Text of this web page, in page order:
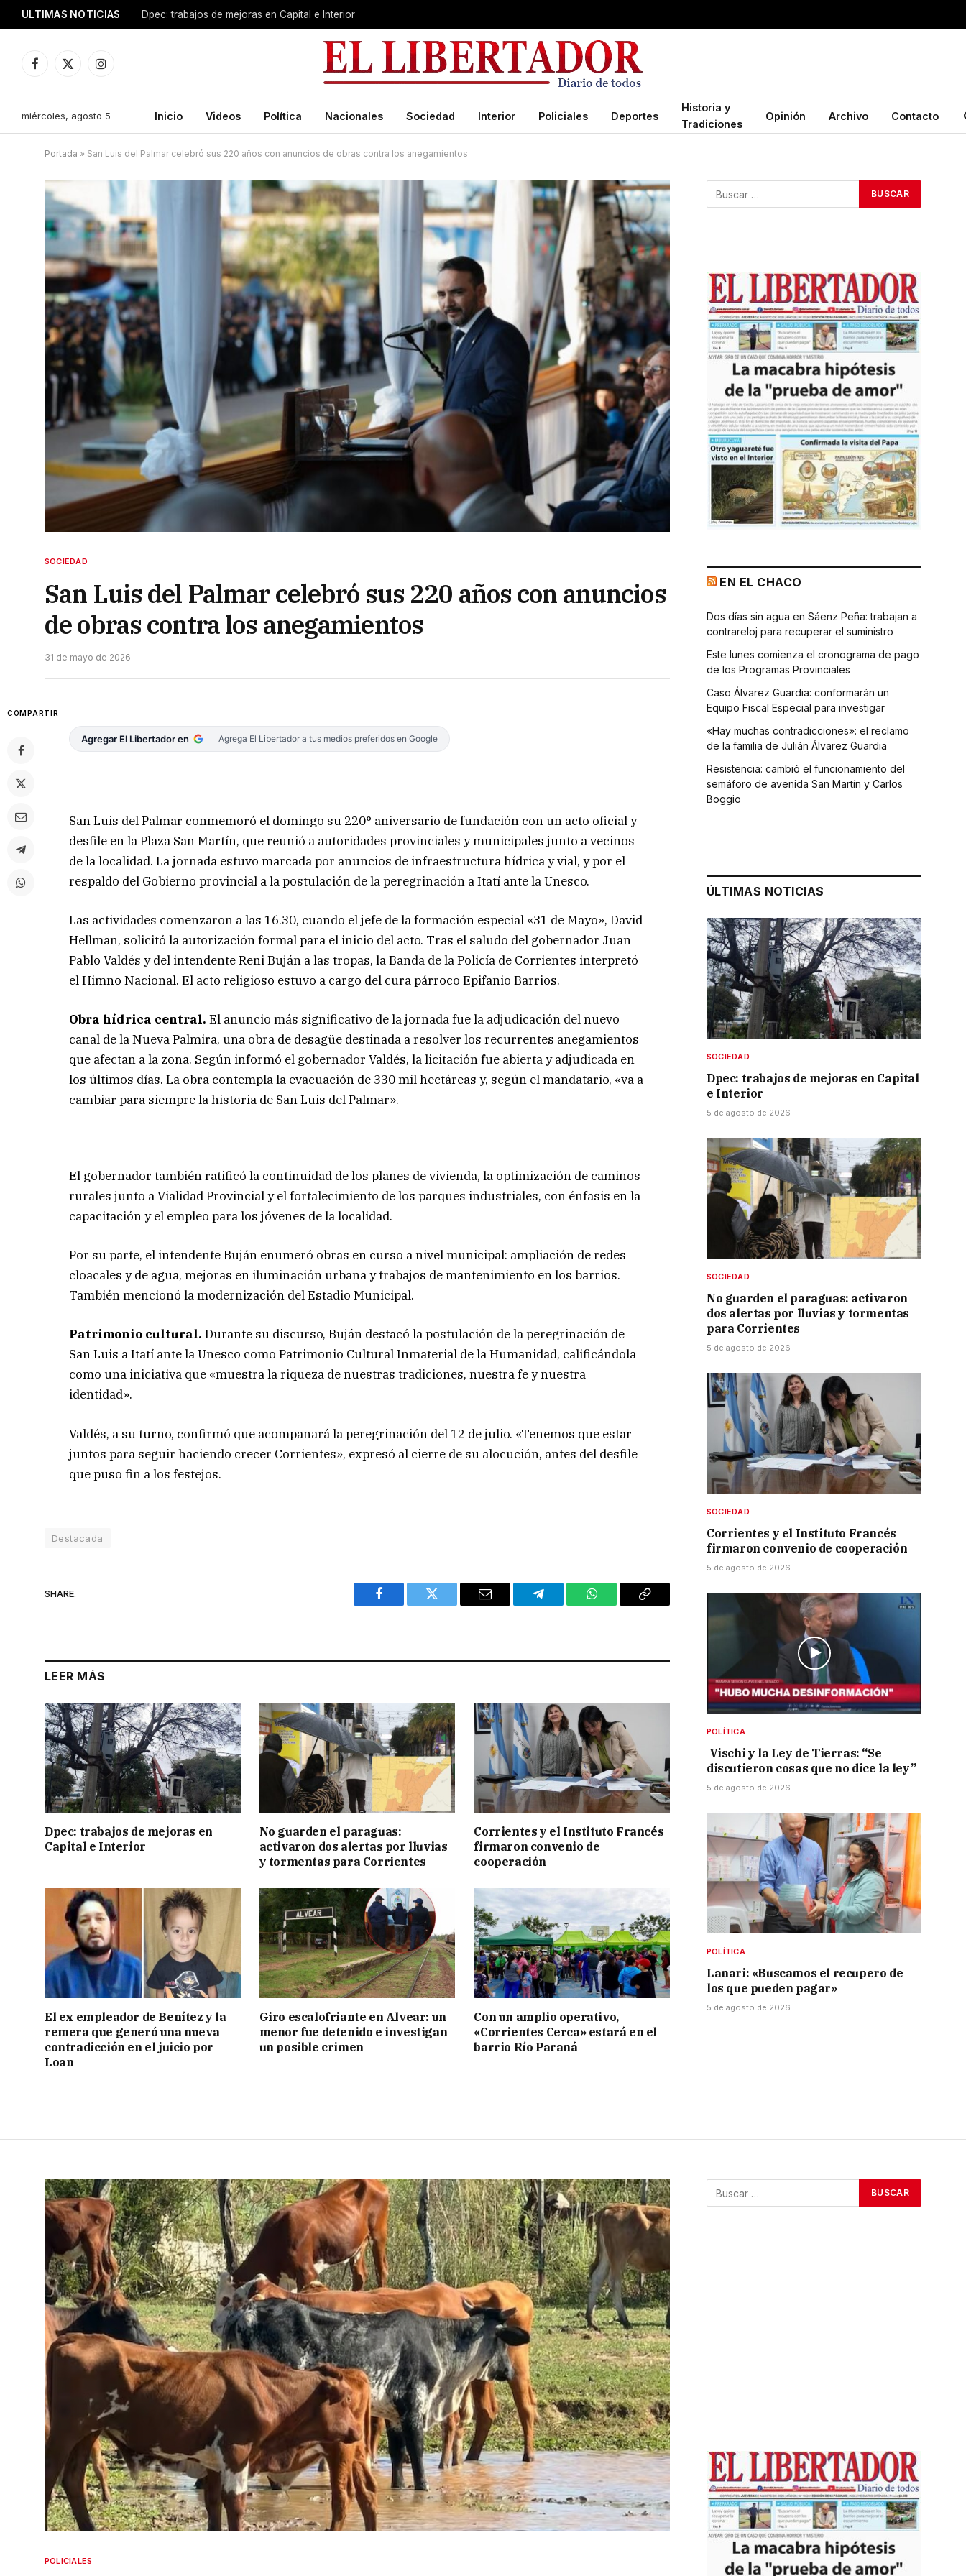
ULTIMAS NOTICIAS Dpec: trabajos de mejoras en Capital e Interior
Facebook
X
Instagram
miércoles, agosto 5 Inicio Videos Política Nacionales Sociedad Interior Policiales Deportes
Historia y
Tradiciones
Opinión Archivo Contacto
Portada » San Luis del Palmar celebró sus 220 años con anuncios de obras contra los anegamientos
SOCIEDAD
San Luis del Palmar celebró sus 220 años con anuncios
de obras contra los anegamientos
31 de mayo de 2026
COMPARTIR
Agregar El Libertador en Agrega El Libertador a tus medios preferidos en Google
San Luis del Palmar conmemoró el domingo su 220° aniversario de fundación con un acto oficial y
desfile en la Plaza San Martín, que reunió a autoridades provinciales y municipales junto a vecinos
de la localidad. La jornada estuvo marcada por anuncios de infraestructura hídrica y vial, y por el
respaldo del Gobierno provincial a la postulación de la peregrinación a Itatí ante la Unesco.
Las actividades comenzaron a las 16.30, cuando el jefe de la formación especial «31 de Mayo», David
Hellman, solicitó la autorización formal para el inicio del acto. Tras el saludo del gobernador Juan
Pablo Valdés y del intendente Reni Buján a las tropas, la Banda de la Policía de Corrientes interpretó
el Himno Nacional. El acto religioso estuvo a cargo del cura párroco Epifanio Barrios.
Obra hídrica central. El anuncio más significativo de la jornada fue la adjudicación del nuevo
canal de la Nueva Palmira, una obra de desagüe destinada a resolver los recurrentes anegamientos
que afectan a la zona. Según informó el gobernador Valdés, la licitación fue abierta y adjudicada en
los últimos días. La obra contempla la evacuación de 330 mil hectáreas y, según el mandatario, «va a
cambiar para siempre la historia de San Luis del Palmar».
El gobernador también ratificó la continuidad de los planes de vivienda, la optimización de caminos
rurales junto a Vialidad Provincial y el fortalecimiento de los parques industriales, con énfasis en la
capacitación y el empleo para los jóvenes de la localidad.
Por su parte, el intendente Buján enumeró obras en curso a nivel municipal: ampliación de redes
cloacales y de agua, mejoras en iluminación urbana y trabajos de mantenimiento en los barrios.
También mencionó la modernización del Estadio Municipal.
Patrimonio cultural. Durante su discurso, Buján destacó la postulación de la peregrinación de
San Luis a Itatí ante la Unesco como Patrimonio Cultural Inmaterial de la Humanidad, calificándola
como una iniciativa que «muestra la riqueza de nuestras tradiciones, nuestra fe y nuestra
identidad».
Valdés, a su turno, confirmó que acompañará la peregrinación del 12 de julio. «Tenemos que estar
juntos para seguir haciendo crecer Corrientes», expresó al cierre de su alocución, antes del desfile
que puso fin a los festejos.
Destacada
SHARE.
Facebook Twitter Email Telegram WhatsAppCopy
LEER MÁS
Dpec: trabajos de mejoras en
Capital e Interior
No guarden el paraguas:
activaron dos alertas por lluvias
y tormentas para Corrientes
Corrientes y el Instituto Francés
firmaron convenio de
cooperación
El ex empleador de Benítez y la
remera que generó una nueva
contradicción en el juicio por
Loan
Giro escalofriante en Alvear: un
menor fue detenido e investigan
un posible crimen
Con un amplio operativo,
«Corrientes Cerca» estará en el
barrio Río Paraná
EN EL CHACO
Dos días sin agua en Sáenz Peña: trabajan a
contrareloj para recuperar el suministro
Este lunes comienza el cronograma de pago
de los Programas Provinciales
Caso Álvarez Guardia: conformarán un
Equipo Fiscal Especial para investigar
«Hay muchas contradicciones»: el reclamo
de la familia de Julián Álvarez Guardia
Resistencia: cambió el funcionamiento del
semáforo de avenida San Martín y Carlos
Boggio
ÚLTIMAS NOTICIAS
SOCIEDAD
Dpec: trabajos de mejoras en Capital
e Interior
5 de agosto de 2026
SOCIEDAD
No guarden el paraguas: activaron
dos alertas por lluvias y tormentas
para Corrientes
5 de agosto de 2026
SOCIEDAD
Corrientes y el Instituto Francés
firmaron convenio de cooperación
5 de agosto de 2026
POLÍTICA
Vischi y la Ley de Tierras: “Se
discutieron cosas que no dice la ley”
5 de agosto de 2026
POLÍTICA
Lanari: «Buscamos el recupero de
los que pueden pagar»
5 de agosto de 2026
POLICIALES